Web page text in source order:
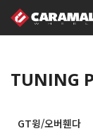
TUNING
GT윙/오버휀다